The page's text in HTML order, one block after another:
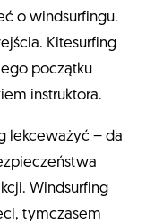
o windsurfingu.
Kitesurfing
początku
instruktora.
lekceważyć – da
Windsurfing
tymczasem